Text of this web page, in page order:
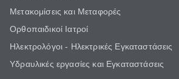
Μετακομίσεις και Μεταφορές
Ορθοπαιδικοί Ιατροί
Ηλεκτρολόγοι - Ηλεκτρικές Εγκαταστάσεις
Υδραυλικές εργασίες και Εγκαταστάσεις